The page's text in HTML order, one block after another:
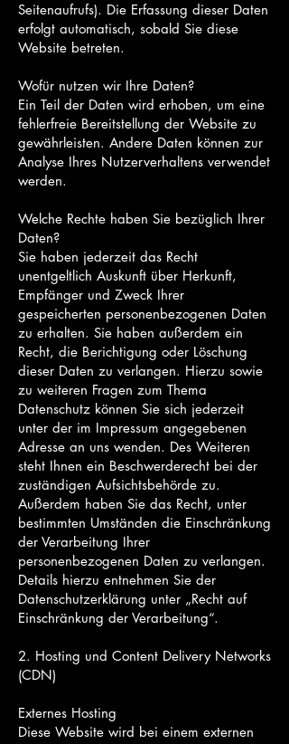
Seitenaufrufs). Die Erfassung dieser Daten
erfolgt automatisch, sobald Sie diese
Website betreten.
Wofür nutzen wir Ihre Daten?
Ein Teil der Daten wird erhoben, um eine
fehlerfreie Bereitstellung der Website zu
gewährleisten. Andere Daten können zur
Analyse Ihres Nutzerverhaltens verwendet
werden.
Welche Rechte haben Sie bezüglich Ihrer
Daten?
Sie haben jederzeit das Recht
unentgeltlich Auskunft über Herkunft,
Empfänger und Zweck Ihrer
gespeicherten personenbezogenen Daten
zu erhalten. Sie haben außerdem ein
Recht, die Berichtigung oder Löschung
dieser Daten zu verlangen. Hierzu sowie
zu weiteren Fragen zum Thema
Datenschutz können Sie sich jederzeit
unter der im Impressum angegebenen
Adresse an uns wenden. Des Weiteren
steht Ihnen ein Beschwerderecht bei der
zuständigen Aufsichtsbehörde zu.
Außerdem haben Sie das Recht, unter
bestimmten Umständen die Einschränkung
der Verarbeitung Ihrer
personenbezogenen Daten zu verlangen.
Details hierzu entnehmen Sie der
Datenschutzerklärung unter „Recht auf
Einschränkung der Verarbeitung“.
2. Hosting und Content Delivery Networks
(CDN)
Externes Hosting
Diese Website wird bei einem externen